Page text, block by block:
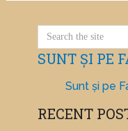
SUNT ȘI PE
Sunt și pe
RECENT